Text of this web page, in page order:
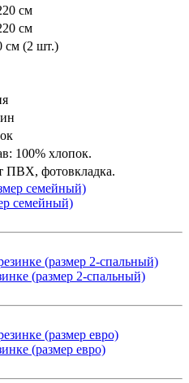
см
см
см (2 шт.)
100% хлопок.
ПВХ, фотовкладка.
семейный)
(размер 2-спальный)
(размер евро)